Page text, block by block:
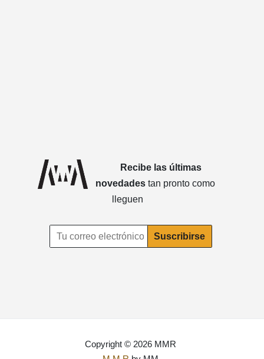
Recibe las últimas
novedades tan pronto como
lleguen
Copyright © 2026 MMR